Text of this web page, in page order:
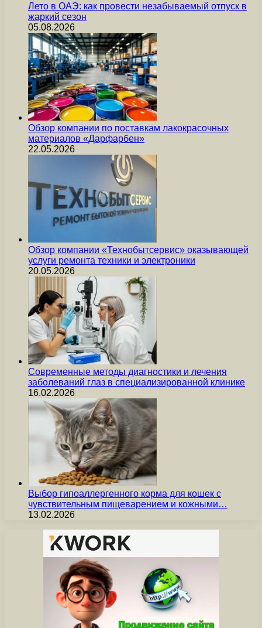
Лето в ОАЭ: как провести незабываемый отпуск в
жаркий сезон
05.08.2026
Обзор компании по поставкам лакокрасочных
материалов «Дарфарбен»
22.05.2026
Обзор компании «Технобытсервис» оказывающей
услуги ремонта техники и электроники
20.05.2026
Современные методы диагностики и лечения
заболеваний глаз в специализированной клинике
16.02.2026
Выбор гипоаллергенного корма для кошек с
чувствительным пищеварением и кожными…
13.02.2026